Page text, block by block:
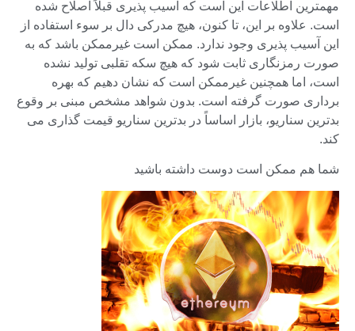
مهمترین اطلاعات این است که آسیب پذیری قبلاً اصلاح شده
است. علاوه بر این، تا کنون، هیچ مدرکی دال بر سوء استفاده از
این آسیب پذیری وجود ندارد. ممکن است غیرممکن باشد که به
صورت رمزنگاری ثابت شود که هیچ سکه تقلبی تولید نشده
است، اما همچنین غیرممکن است که نشان دهیم که بهره
برداری صورت گرفته است. بدون شواهد مشخص مبنی بر وقوع
بدترین سناریو، بازار اساساً در بدترین سناریو قیمت گذاری می
کند.
شما هم ممکن است دوست داشته باشید